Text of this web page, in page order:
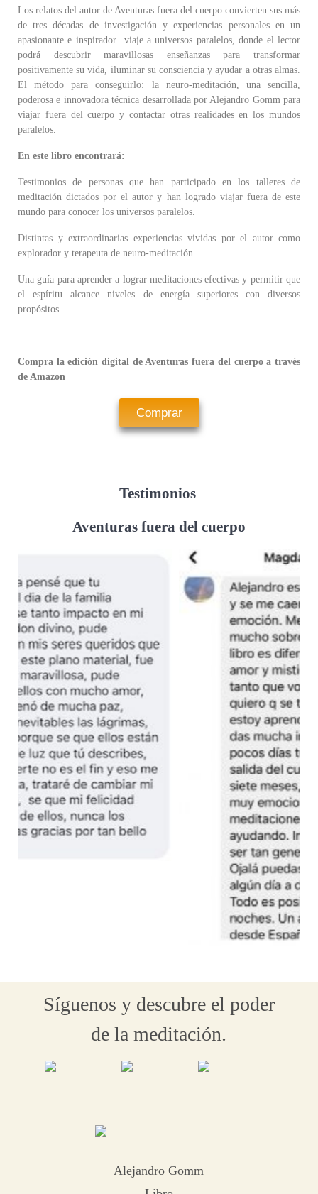
Los relatos del autor de Aventuras fuera del cuerpo convierten sus más
de tres décadas de investigación y experiencias personales en un
apasionante e inspirador viaje a universos paralelos, donde el lector
podrá descubrir maravillosas enseñanzas para transformar
positivamente su vida, iluminar su consciencia y ayudar a otras almas.
El método para conseguirlo: la neuro-meditación, una sencilla,
poderosa e innovadora técnica desarrollada por Alejandro Gomm para
viajar fuera del cuerpo y contactar otras realidades en los mundos
paralelos.
En este libro encontrará:
Testimonios de personas que han participado en los talleres de
meditación dictados por el autor y han logrado viajar fuera de este
mundo para conocer los universos paralelos.
Distintas y extraordinarias experiencias vividas por el autor como
explorador y terapeuta de neuro-meditación.
Una guía para aprender a lograr meditaciones efectivas y permitir que
el espíritu alcance niveles de energía superiores con diversos
propósitos.
Compra la edición digital de Aventuras fuera del cuerpo a través
de Amazon
Comprar
Testimonios
Aventuras fuera del cuerpo
Síguenos y descubre el poder
de la meditación.
Alejandro Gomm